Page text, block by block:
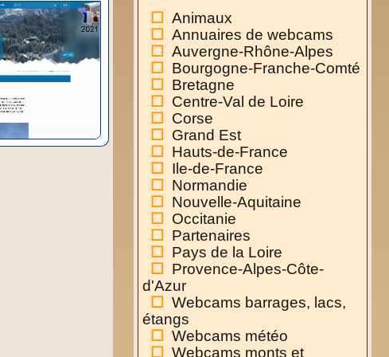
Animaux
Annuaires de webcams
Auvergne-Rhône-Alpes
Bourgogne-Franche-Comté
Bretagne
Centre-Val de Loire
Corse
Grand Est
Hauts-de-France
Ile-de-France
Normandie
Nouvelle-Aquitaine
Occitanie
Partenaires
Pays de la Loire
Provence-Alpes-Côte-
d'Azur
Webcams barrages, lacs,
étangs
Webcams météo
Webcams monts et